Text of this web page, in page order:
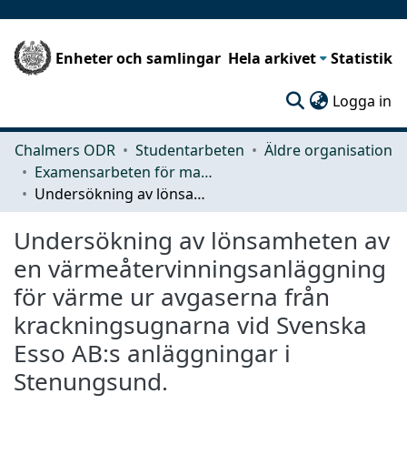
Enheter och samlingar Hela arkivet Statistik
Logga in
Chalmers ODR Studentarbeten
Äldre organisation
Examensarbeten för masterexamen
Undersökning av lönsamheten av en värmeåtervinningsanläggning för värme ur avgaserna från krackningsugnarna vid Svenska Esso AB:s anläggningar i Stenungsund.
Undersökning av lönsamheten av
en värmeåtervinningsanläggning
för värme ur avgaserna från
krackningsugnarna vid Svenska
Esso AB:s anläggningar i
Stenungsund.